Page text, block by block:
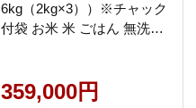
6kg（2kg×3））※チャック
付袋 お米 米 ごはん 無洗米
359,000円